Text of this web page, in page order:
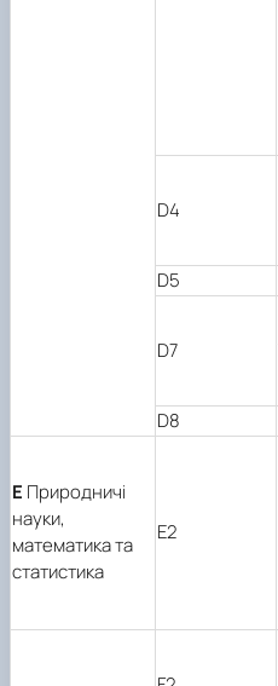
D4
D5
D7
D8
E Природничі
науки,
математика та
статистика
E2